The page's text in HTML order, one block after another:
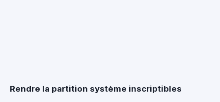
Rendre la partition système inscriptibles